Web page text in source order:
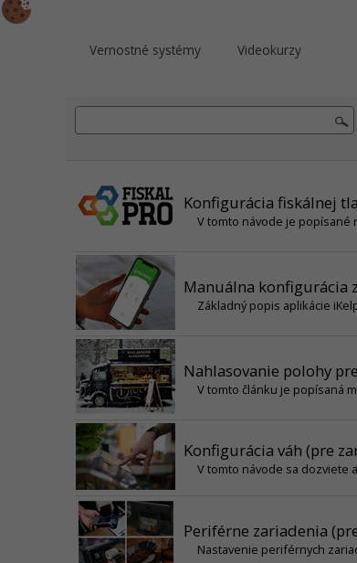
Vernostné systémy
Videokurzy
Konfigurácia fiskálnej
V tomto návode je popísané
Manuálna konfigurácia
Základný popis aplikácie
Nahlasovanie polohy
V tomto článku je popísaná
Konfigurácia váh (pre
V tomto návode sa dozviete
Periférne zariadenia
Nastavenie periférnych